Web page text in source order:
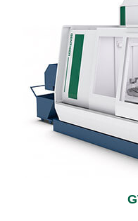
品質管理
產品應用
技術支援
聯絡我們